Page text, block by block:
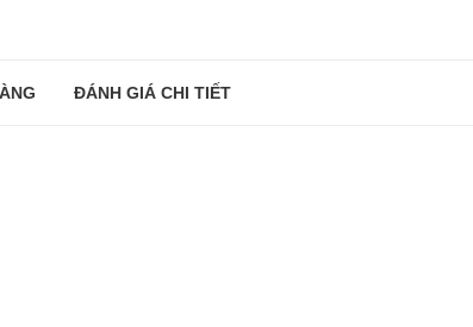
ĐÁNH GIÁ CHI TIẾT